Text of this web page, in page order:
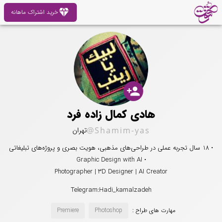
diamondخرید اشتراک ماهانه
person_add
هادی کمال زاده فرد
@Shamim-yasتهران
• 18 سال تجربه عملی در طراحی‌های مذهبی، هویت بصری و پروژه‌های تبلیغاتی
• Graphic Design with AI
Photographer | 3D Designer | AI Creator
Telegram:Hadi_kamalzadeh
مهارت های طراح : Photoshop
Premiere